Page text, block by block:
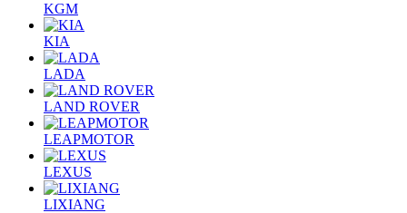
KGM
KIA
LADA
LAND ROVER
LEAPMOTOR
LEXUS
LIXIANG